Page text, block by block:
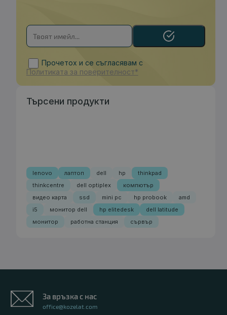
Прочетох и се съгласявам с
Политиката за поверителност*
Търсени продукти
lenovo лаптоп dell hp
thinkpad
thinkcentre
dell optiplex
компютър
видео карта
ssd mini pc hp probook
amd
i5
монитор dell hp elitedesk
dell latitude
монитор
работна станция сървър
За връзка с нас
office@kozelat.com